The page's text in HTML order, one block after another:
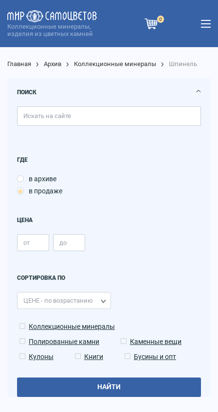
Коллекционные минералы,
изделия из цветных камней
0
Главная Архив Коллекционные минералы Шпинель
ПОИСК
ГДЕ
в архиве
в продаже
ЦЕНА
СОРТИРОВКА ПО
Коллекционные минералы
Полированные камни
Каменные вещи
Кулоны
Книги Бусины и опт
НАЙТИ